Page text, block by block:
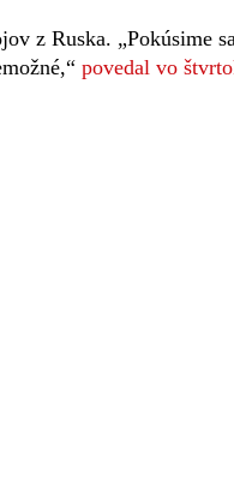
z Ruska. „Pokúsime
povedal vo